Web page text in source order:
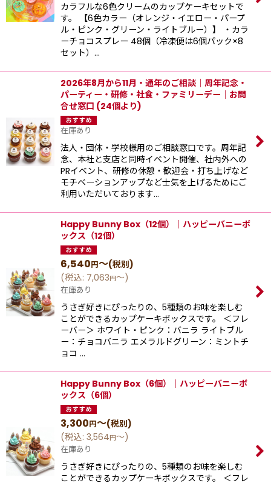
カラフルな6色クリームのカップケーキセットで
す。 【6色カラー（オレンジ・イエロー・パープ
ル・ピンク・グリーン・ライトブルー）】 ・カラ
ーチョコスプレー 48個（冷凍便は6個パック×8
セット）…
2026年8月から11月・通年のご相談｜周年記念・
パーティー・研修・社食・ファミリーデー｜お問
合せ窓口 (24個より)
在庫あり
法人・団体・学校様用のご相談窓口です。周年記
念、本社と支店と同時イベント開催、社内外への
PRイベント、研修の休憩・歓迎会・打ち上げなど
モチベーションアップなど士気を上げるためにご
利用いただいております…
Happy Bunny Box（12個）│ハッピーバニーボ
ックス（12個）
6,540円～(税別)
(税込: 7,063円～)
在庫あり
うさぎ好きにぴったりの、5種類のお味を楽しむ
ことができるカップケーキボックスです。 ＜フレ
ーバー＞ ホワイト・ピンク：バニラ ライトブル
ー：チョコバニラ エメラルドグリーン：ミントチ
ョコ …
Happy Bunny Box（6個）│ハッピーバニーボ
ックス（6個）
3,300円～(税別)
(税込: 3,564円～)
在庫あり
うさぎ好きにぴったりの、5種類のお味を楽しむ
ことができるカップケーキボックスです。 ＜フレ